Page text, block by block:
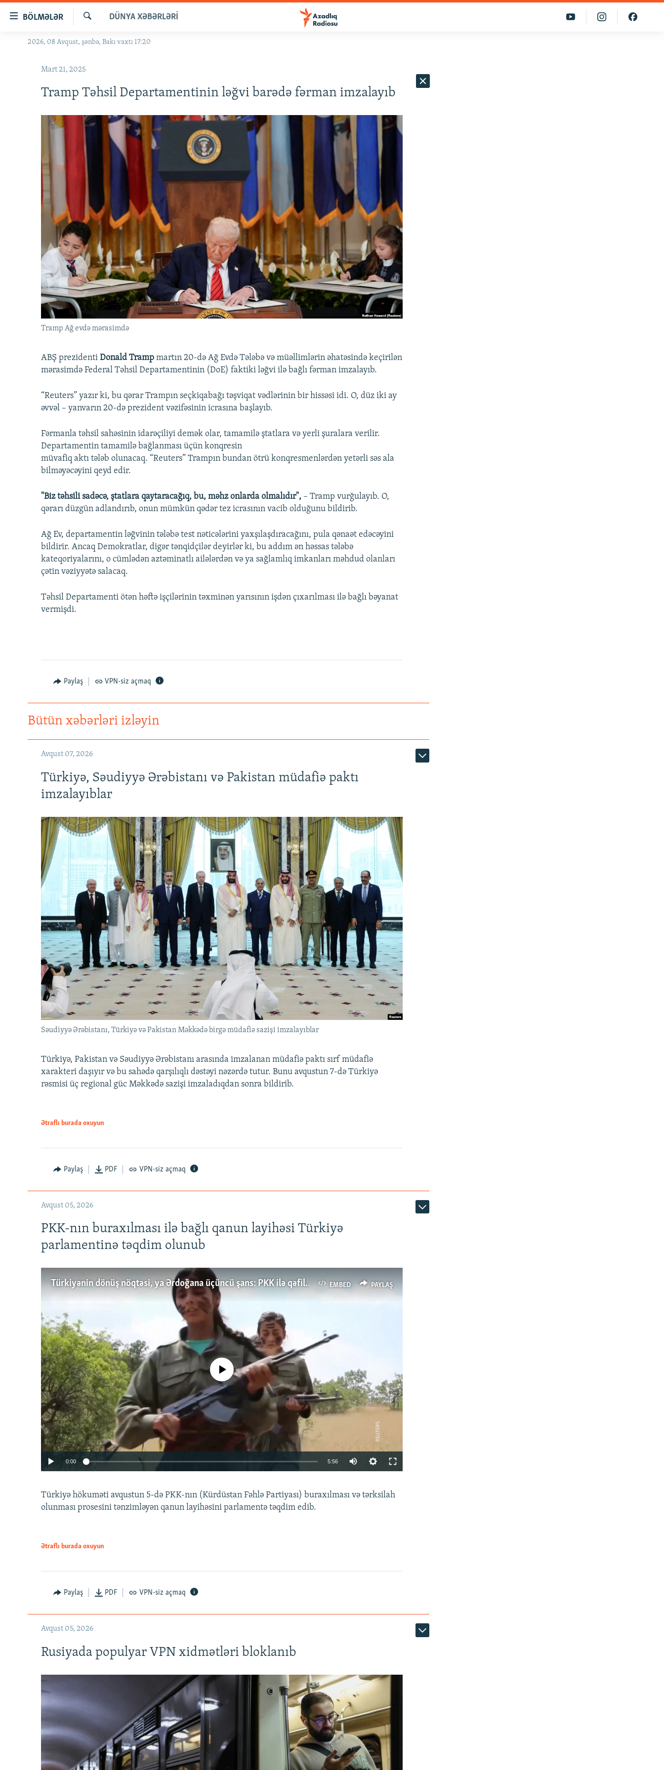
naviqasiyaya
BÖLMƏLƏR
GÜNDƏM
#ƏSLINDƏ
FƏRQƏ BAX
MULTIMEDIA
FOTOQALEREYA
İNFOQRAFIKA
KARIKATURA
OXU ZALI
AZƏRBAYCAN ƏDƏBIYYATI KITABXANASI
İSLAM VƏ DEMOKRATIYA
İZ - MƏDƏNIYYƏT PROQRAMI
HAQQIMIZDA
PEŞƏ ETIKASI VƏ JURNALISTIKA
STANDARTLARIMIZ
MATERIALLARIMIZDAN ISTIFADƏ
AZADLIQRADIOSU MOBIL TELEFONUNUZDA
BIZIMLƏ ƏLAQƏ
Axtar
DÜNYA XƏBƏRLƏRI
2026, 08 Avqust, şənbə, Bakı vaxtı 17:20
Mart 21, 2025
Tramp Təhsil Departamentinin ləğvi barədə fərman imzalayıb
Tramp Ağ evdə mərasimdə
ABŞ prezidenti Donald Tramp martın 20-də Ağ Evdə Tələbə və müəllimlərin əhatəsində keçirilən
mərasimdə Federal Təhsil Departamentinin (DoE) faktiki ləğvi ilə bağlı fərman imzalayıb.
“Reuters” yazır ki, bu qərar Trampın seçkiqabağı təşviqat vədlərinin bir hissəsi idi. O, düz iki ay
əvvəl – yanvarın 20-də prezident vəzifəsinin icrasına başlayıb.
Fərmanla təhsil sahəsinin idarəçiliyi demək olar, tamamilə ştatlara və yerli şuralara verilir.
Departamentin tamamilə bağlanması üçün konqresin
müvafiq aktı tələb olunacaq. “Reuters” Trampın bundan ötrü konqresmenlərdən yetərli səs ala
bilməyəcəyini qeyd edir.
"Biz təhsili sadəcə, ştatlara qaytaracağıq, bu, məhz onlarda olmalıdır", – Tramp vurğulayıb. O,
qərarı düzgün adlandırıb, onun mümkün qədər tez icrasının vacib olduğunu bildirib.
Ağ Ev, departamentin ləğvinin tələbə test nəticələrini yaxşılaşdıracağını, pula qənaət edəcəyini
bildirir. Ancaq Demokratlar, digər tənqidçilər deyirlər ki, bu addım ən həssas tələbə
kateqoriyalarını, o cümlədən aztəminatlı ailələrdən və ya sağlamlıq imkanları məhdud olanları
çətin vəziyyətə salacaq.
Təhsil Departamenti ötən həftə işçilərinin təxminən yarısının işdən çıxarılması ilə bağlı bəyanat
vermişdi.
Paylaş VPN-siz açmaq
Bütün xəbərləri izləyin
Avqust 07, 2026
Türkiyə, Səudiyyə Ərəbistanı və Pakistan müdafiə paktı
imzalayıblar
Səudiyyə Ərəbistanı, Türkiyə və Pakistan Məkkədə birgə müdafiə sazişi imzalayıblar
Türkiyə, Pakistan və Səudiyyə Ərəbistanı arasında imzalanan müdafiə paktı sırf müdafiə
xarakteri daşıyır və bu sahədə qarşılıqlı dəstəyi nəzərdə tutur. Bunu avqustun 7-də Türkiyə
rəsmisi üç regional güc Məkkədə sazişi imzaladıqdan sonra bildirib.
Ətraflı burada oxuyun
Paylaş PDF VPN-siz açmaq
Avqust 05, 2026
PKK-nın buraxılması ilə bağlı qanun layihəsi Türkiyə
parlamentinə təqdim olunub
EMBED PAYLAŞ
Türkiyənin dönüş nöqtəsi, ya Ərdoğana üçüncü şans: PKK ilə qəfil barışıq nə deməkdir?
EMBED PAYLAŞ
No media source currently available
0:00 5:56
360p
Türkiyə hökuməti avqustun 5-də PKK-nın (Kürdüstan Fəhlə Partiyası) buraxılması və tərksilah
olunması prosesini tənzimləyən qanun layihəsini parlamentə təqdim edib.
Ətraflı burada oxuyun
Paylaş PDF VPN-siz açmaq
Avqust 05, 2026
Rusiyada populyar VPN xidmətləri bloklanıb